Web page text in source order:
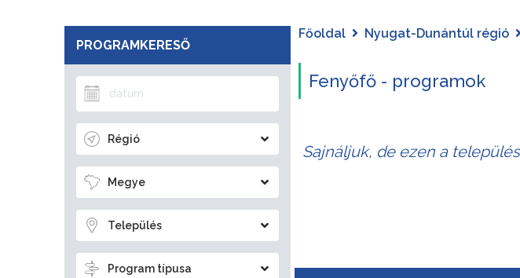
PROGRAMKERESŐ
Régió
Megye
Település
Program típusa
Főoldal Nyugat-Dunántúl régió
Fenyőfő - programok
Sajnáljuk, de ezen a